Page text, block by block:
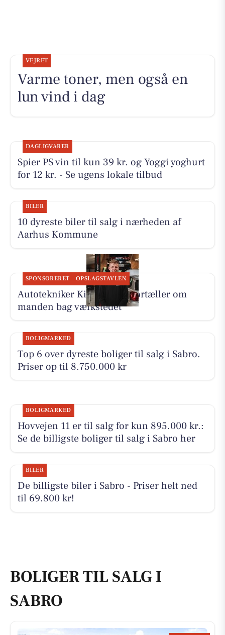
VEJRET
Varme toner, men også en
lun vind i dag
DAGLIGVARER
Spier PS vin til kun 39 kr. og Yoggi yoghurt
for 12 kr. - Se ugens lokale tilbud
BILER
10 dyreste biler til salg i nærheden af
Aarhus Kommune
SPONSORERET OPSLAGSTAVLEN
Autotekniker Kim Skytthe fortæller om
manden bag værkstedet
BOLIGMARKED
Top 6 over dyreste boliger til salg i Sabro.
Priser op til 8.750.000 kr
BOLIGMARKED
Hovvejen 11 er til salg for kun 895.000 kr.:
Se de billigste boliger til salg i Sabro her
BILER
De billigste biler i Sabro - Priser helt ned
til 69.800 kr!
BOLIGER TIL SALG I
SABRO